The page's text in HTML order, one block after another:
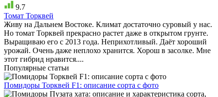
9.7
Томат Торквей
Живу на Дальнем Востоке. Климат достаточно суровый у нас.
Но томат Торквей прекрасно растет даже в открытом грунте.
Выращиваю его с 2013 года. Неприхотливый. Даёт хороший
урожай. Очень даже неплохо хранится. Хорош в засолке. Мне
этот гибрид нравится....
Популярные статьи
Помидоры Торквей F1: описание сорта с фото